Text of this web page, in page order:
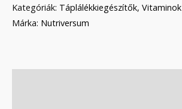
Kategóriák: Táplálékkiegészítők, Vitaminok
Márka: Nutriversum